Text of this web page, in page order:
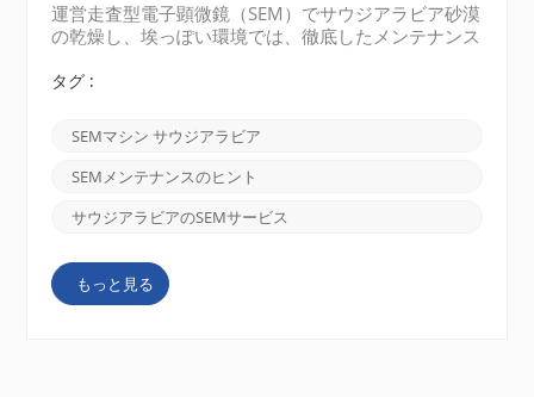
運営走査型電子顕微鏡（SEM）でサウジアラビア砂漠
の乾燥し、埃っぽい環境では、徹底したメンテナンス
り、極端な温度変化が部品に負担をかけたりするな
働時間を確保します。以下は、砂漠の厳しい環境下で
SEM装置を強化するための4つの実践的な戦略です。
架空の事例は一切ありません。CIQTEKの設計と地域
いても解説します。1. ダストフィルターと暖房・換
達する前に止めてください。 多段空気ろ過：ラボの
HVAC吸気口には、MERV（Minimum Efficiency
Reporting Value）8のプレフィルターを取り付け、続
タグ :
SEMマシン サウジアラビア
SEMメンテナンスのヒント
サウジアラビアのSEMサービス
もっと見る